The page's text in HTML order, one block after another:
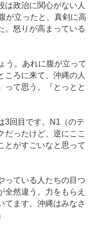
は政治に関心がない人
が立ったと、真剣に高
。怒りが高まっている
う。あれに腹が立って
ころに来て、沖縄の人
って思う。『とっとと
3回目です。N1（のテ
だったけど、逆にここ
とがすごいなと思って
ている人たちの目つ
全然違う。力をもらえ
てます。沖縄はみなさ